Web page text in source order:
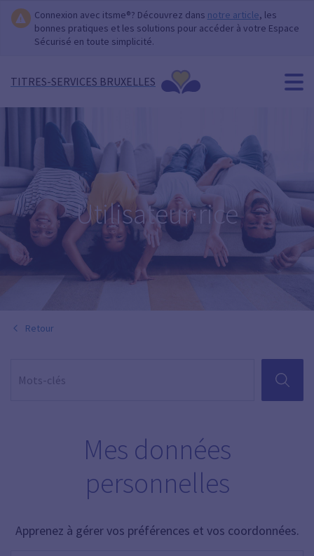
Connexion avec itsme®? Découvrez dans notre article, les
bonnes pratiques et les solutions pour accéder à votre Espace
Sécurisé en toute simplicité.
TITRES-SERVICES BRUXELLES
Utilisateur·rice
Retour
Mes données
personnelles
Apprenez à gérer vos préférences et vos coordonnées.